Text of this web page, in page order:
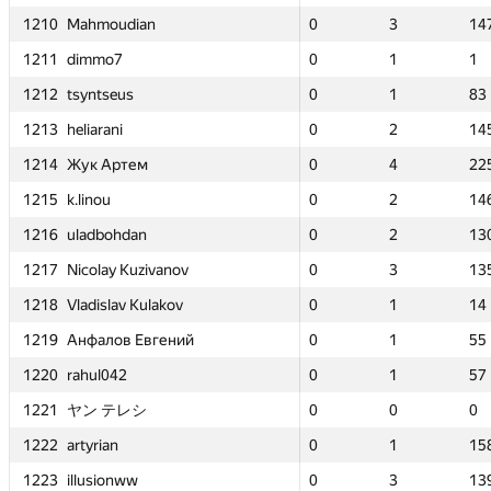
1210 Mahmoudian 0 3
1211
dimmo7 0 1
1
1212 tsyntseus 0 1
83
1213 heliarani 0 2
1214 Жук Артем 0 4
1215
k.linou 0 2
1216 uladbohdan 0 2
1217
Nicolay Kuzivanov 0 3
1218 Vladislav Kulakov 0 1
14
1219 Анфалов Евгений 0 1
55
1220 rahul042 0 1
57
1221
ヤン テレシ 0 0
0
1222 artyrian 0 1
1223 illusionww 0 3
—
—
—
—
—
—
—
— —
— —
— —
—
—
—
—
1210 Mahmoudian 0 3
1211
dimmo7 0 1
1
1212 tsyntseus 0 1
83
1213 heliarani 0 2
1214 Жук Артем 0 4
1215
k.linou 0 2
1216 uladbohdan 0 2
1217
Nicolay Kuzivanov 0 3
1218 Vladislav Kulakov 0 1
14
1219 Анфалов Евгений 0 1
55
1220 rahul042 0 1
57
1221
ヤン テレシ 0 0
0
1222 artyrian 0 1
1223 illusionww 0 3
1210 Mahmoudian 0 3
1211
dimmo7 0 1
1
1212 tsyntseus 0 1
83
1213 heliarani 0 2
1214 Жук Артем 0 4
1215
k.linou 0 2
1216 uladbohdan 0 2
1217
Nicolay Kuzivanov 0 3
1218 Vladislav Kulakov 0 1
14
1219 Анфалов Евгений 0 1
55
1220 rahul042 0 1
57
1221
ヤン テレシ 0 0
0
1222 artyrian 0 1
1223 illusionww 0 3
—
—
—
—
—
—
—
— —
— —
— —
—
—
—
—
1210 Mahmoudian 0 3
1211
dimmo7 0 1
1
1212 tsyntseus 0 1
83
1213 heliarani 0 2
1214 Жук Артем 0 4
1215
k.linou 0 2
1216 uladbohdan 0 2
1217
Nicolay Kuzivanov 0 3
1218 Vladislav Kulakov 0 1
14
1219 Анфалов Евгений 0 1
55
1220 rahul042 0 1
57
1221
ヤン テレシ 0 0
0
1222 artyrian 0 1
1223 illusionww 0 3